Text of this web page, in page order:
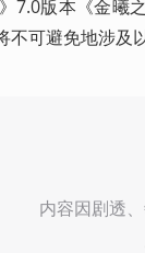
7.0版本《金曦
可避免地涉及
内容因剧透